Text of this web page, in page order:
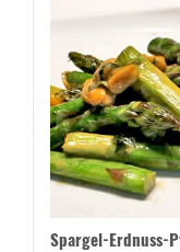
Spargel-Erdnuss-